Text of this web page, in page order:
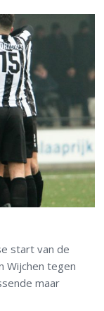
start van de
Wijchen tegen
maar